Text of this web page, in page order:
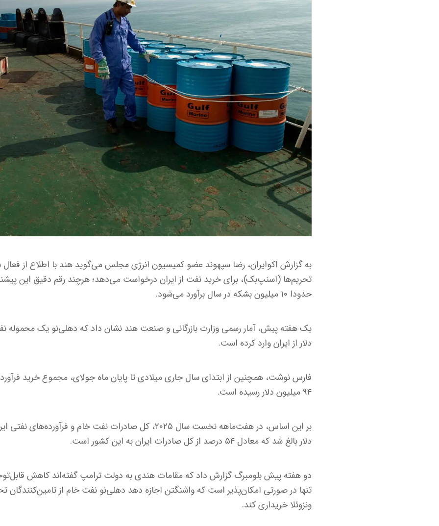
به گزارش اکوایران، رضا سپهوند عضو کمیسیون انرژی مجلس می‌گوید هند با اطلاع از
تحریم‌ها (اسنپ‌بک)، برای خرید نفت از ایران درخواست می‌دهد؛ هرچند رقم دقیق این
حدودا ۱۰ میلیون بشکه در سال برآورد می‌شود.
دلار از ایران وارد کرده است.
فارس نوشت، همچنین از ابتدای سال جاری میلادی تا پایان ماه جولای، مجموع خرید
۹۴ میلیون دلار رسیده است.
دلار بالغ شد که معادل ۵۴ درصد از کل صادرات ایران به این کشور است.
دو هفته پیش بلومبرگ گزارش داد که مقامات هندی به دولت ترامپ گفته‌اند کاهش
تنها در صورتی امکان‌پذیر است که واشنگتن اجازه دهد دهلی‌نو نفت خام از تامین‌کنندگان
ونزوئلا خریداری کند.